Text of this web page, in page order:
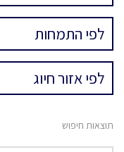
תוצאות חיפוש